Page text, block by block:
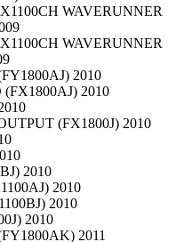
WAVERUNNER
WAVERUNNER
2010
(FX1800AJ) 2010
(FX1800J) 2010
2010
2010
2010
2010
2011